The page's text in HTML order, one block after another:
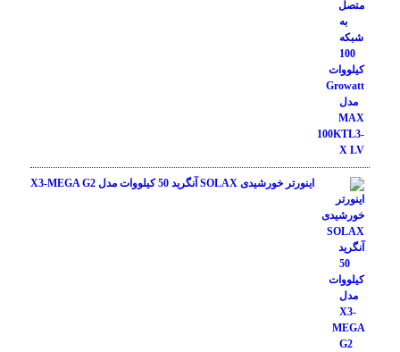
اینورتر خورشیدی SOLAX آنگرید 50 کیلووات مدل X3-MEGA G2